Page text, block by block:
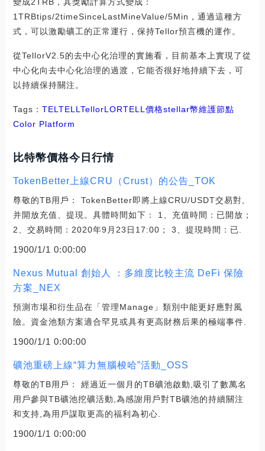
1TRBtips/2timeSinceLastMineValue/5Min，通過這種方
式，可以激勵礦工的正常運行，保持Tellor預言機的運作。
從TellorV2.5的去中心化治理的實施看，目前基本上實現了從
中心化向去中心化治理的過渡，它能否很好地持續下去，可
以持續保持關注。
Tags： TEL TELL TellorLORTELL價格stellar幣維護節點
Color Platform
比特幣價格今日行情
TokenBetter上線CRU（Crust）的公告_TOK
尊敬的TB用戶： TokenBetter即將上線CRU/USDT交易對,
并開放充值、提現。具體時間如下： 1、充值時間：已開放；
2、交易時間：2020年9月23日17:00； 3、提現時間：已.
1900/1/1 0:00:00
Nexus Mutual 創始人 ：多維度比較主流 DeFi 保險
方案_NEX
預測市場和衍生品在「管理Manage」類別中能更好應對風
險。資金池類方案適合罕見或具有更高財務后果的極端事件.
1900/1/1 0:00:00
礦池重磅上線“算力無腦梭哈”活動_OSS
尊敬的TB用戶： 經過近一個月的TB礦池啟動,吸引了數萬名
用戶參與TB礦池挖礦活動,為感謝用戶對TB礦池的持續關注
和支持,為用戶謀取更高的福利為初心.
1900/1/1 0:00:00